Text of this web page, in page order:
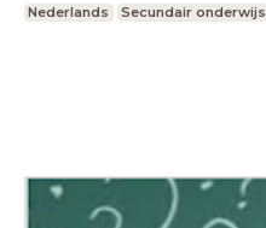
Nederlands Secundair onderwijs